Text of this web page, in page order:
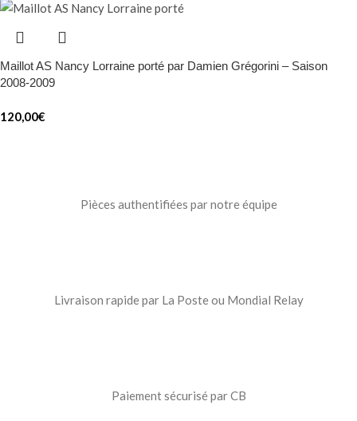
Maillot AS Nancy Lorraine porté par Damien Grégorini – Saison
2008-2009
120,00€
Pièces authentifiées par notre équipe
Livraison rapide par La Poste ou Mondial Relay
Paiement sécurisé par CB